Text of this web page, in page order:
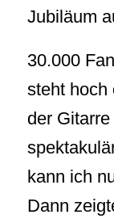
Jubiläum
30.000
steht hoch
der
kann ich
Dann